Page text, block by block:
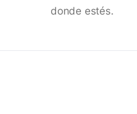
donde estés.